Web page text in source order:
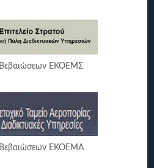
ΕΚΟΕΜΣ
Βεβαιώσεων ΕΚΟΕΜΑ